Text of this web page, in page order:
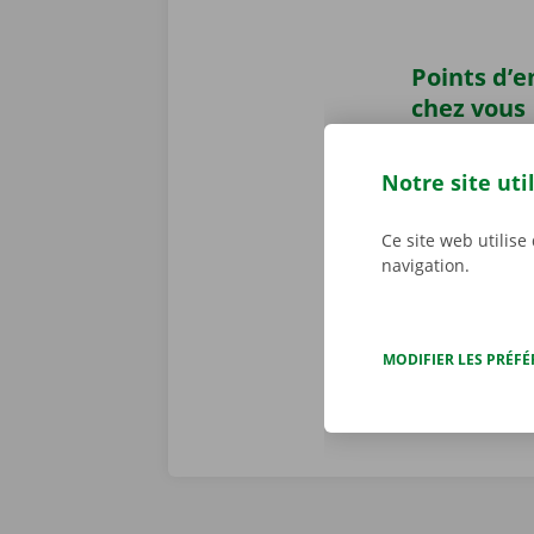
Points
chez vous
Dockx ?
transports
pourrez
Notre site
Ce site web
navigation.
MODIFIER LES